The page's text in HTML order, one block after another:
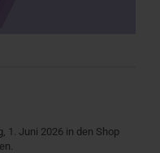
1. Juni 2026 in den Shop